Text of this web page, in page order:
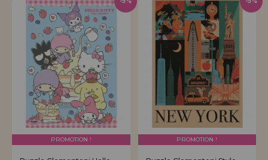
PROMOTION ! PROMOTION !